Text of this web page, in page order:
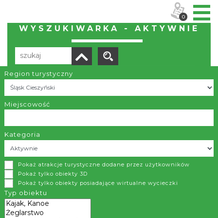
WYSZUKIWARKA - AKTYWNIE
Region turystyczny
Miejscowość
Kategoria
Pokaż atrakcje turystyczne dodane przez użytkowników
Pokaż tylko obiekty 3D
Pokaż tylko obiekty posiadające wirtualne wycieczki
Typ obiektu
Liczba elementów:
Trasy narciarstwa biegowego - Kubalonka
Istebna
Kubalonka (761 m n.p.m.) jest jedną z popularnych przełęczy
w Beskidzie Śląskim, oddzielającą pasmo Baraniej Góry i
Skrzycznego od pasma Czantorii i Stożka. Przez przełęcz
0